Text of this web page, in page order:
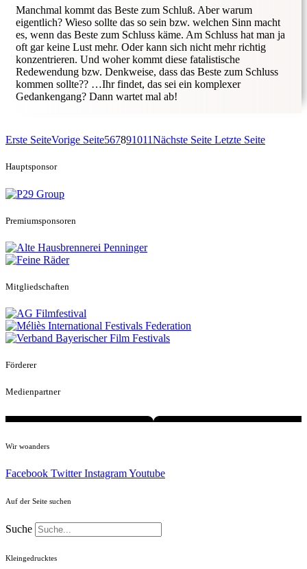
Manchmal kommt das Beste zum Schluß. Aber warum
eigentlich? Wieso sollte das so sein bzw. welchen Sinn macht
es, wenn das Beste zum Schluss käme. Am Schluss hat man ja
oft gar keine Lust mehr. Oder kann sich nicht mehr richtig
konzentrieren. Und woher kommt diese fatalistische
Redewendung bzw. Denkweise, dass das Beste zum Schluss
kommen sollte?? …Ihr findet, das sei ein komplexer
Gedankengang? Dann wartet mal ab!
Erste SeiteVorige Seite567891011Nächste Seite Letzte Seite
Hauptsponsor
Premiumsponsoren
Mitgliedschaften
Förderer
Medienpartner
Wir woanders
Facebook Twitter InstagramYoutube
Auf der Seite suchen
Suche
Kleingedrucktes